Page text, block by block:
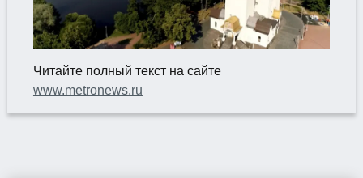
Читайте полный текст на сайте
www.metronews.ru